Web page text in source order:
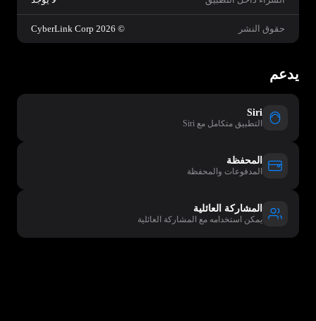
حقوق النشر © 2026 CyberLink Corp
يدعم
Siri
التطبيق متكامل مع Siri
المحفظة
المدفوعات والمحفظة
المشاركة العائلية
يمكن استخدامه مع المشاركة العائلية